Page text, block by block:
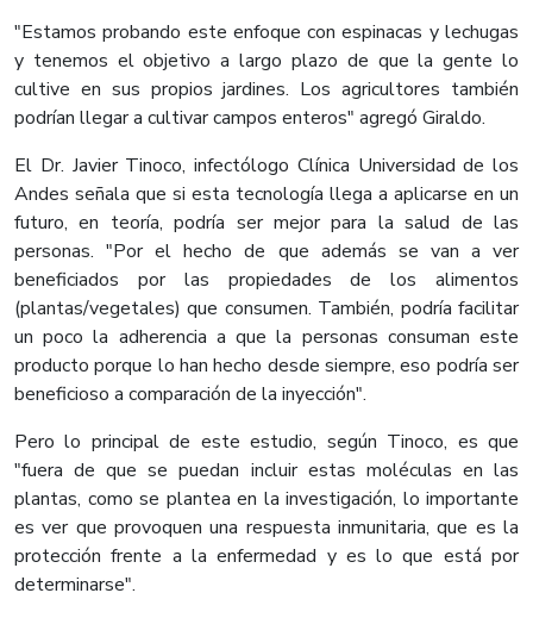
"Estamos probando este enfoque con espinacas y lechugas
y tenemos el objetivo a largo plazo de que la gente lo
cultive en sus propios jardines. Los agricultores también
podrían llegar a cultivar campos enteros" agregó Giraldo.
El Dr. Javier Tinoco, infectólogo Clínica Universidad de los
Andes señala que si esta tecnología llega a aplicarse en un
futuro, en teoría, podría ser mejor para la salud de las
personas. "Por el hecho de que además se van a ver
beneficiados por las propiedades de los alimentos
(plantas/vegetales) que consumen. También, podría facilitar
un poco la adherencia a que la personas consuman este
producto porque lo han hecho desde siempre, eso podría ser
beneficioso a comparación de la inyección".
Pero lo principal de este estudio, según Tinoco, es que
"fuera de que se puedan incluir estas moléculas en las
plantas, como se plantea en la investigación, lo importante
es ver que provoquen una respuesta inmunitaria, que es la
protección frente a la enfermedad y es lo que está por
determinarse".